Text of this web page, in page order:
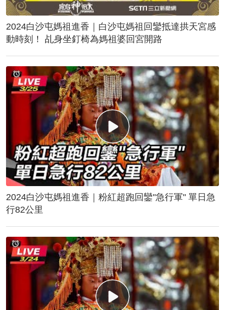
2024白沙屯媽祖進香｜白沙屯媽祖回鑾抵達拱天宮感
動時刻！ 乩身坐釘椅為媽祖婆回宮開路
2024白沙屯媽祖進香｜粉紅超跑回鑾"急行軍" 單日急
行82公里